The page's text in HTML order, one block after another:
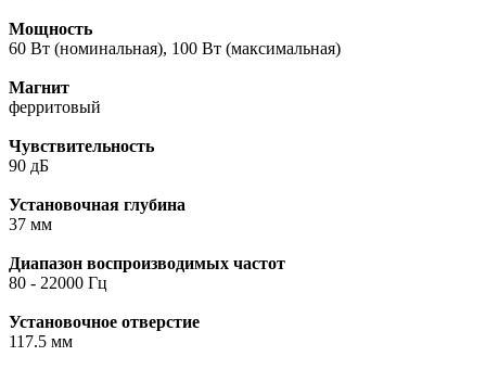
Мощность
60 Вт (номинальная), 100 Вт (максимальная)
Магнит
ферритовый
Чувствительность
90 дБ
Установочная глубина
37 мм
Диапазон воспроизводимых частот
80 - 22000 Гц
Установочное отверстие
117.5 мм